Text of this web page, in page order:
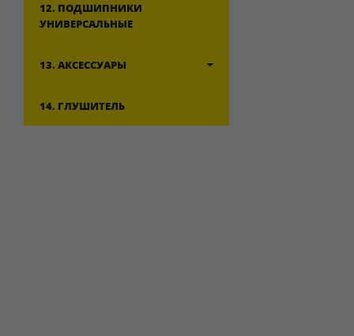
12. ПОДШИПНИКИ
УНИВЕРСАЛЬНЫЕ
13. АКСЕССУАРЫ
14. ГЛУШИТЕЛЬ